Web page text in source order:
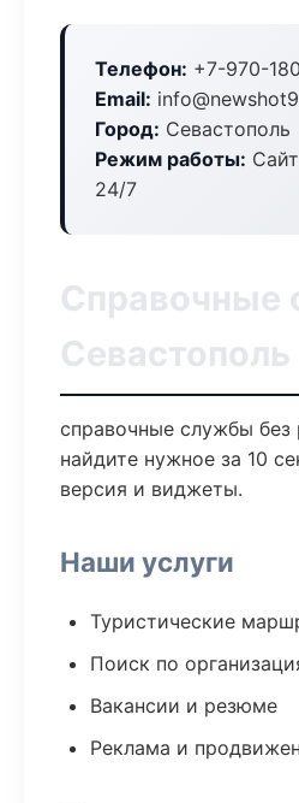
Телефон: +7-970-
Email:
Город: Севастополь
Режим работы:
24/7
Справочные
Севастополь
справочные службы без
найдите нужное за 10
версия и виджеты.
Наши услуги
Туристические
Поиск по
Вакансии и резюме
Реклама и